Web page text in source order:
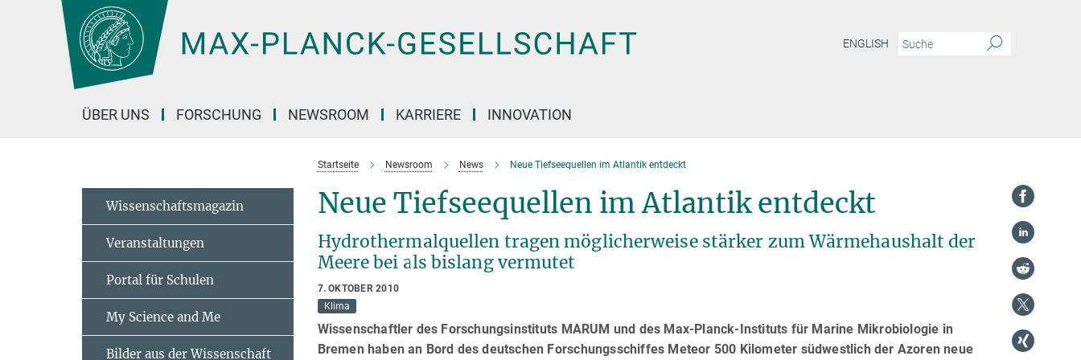
Hauptinhalt
ENGLISH
ÜBER UNS FORSCHUNG NEWSROOM KARRIERE INNOVATION
Startseite Newsroom News Neue Tiefseequellen im Atlantik entdeckt
Neue Tiefseequellen im Atlantik entdeckt
Hydrothermalquellen tragen möglicherweise stärker zum Wärmehaushalt der
Meere bei als bislang vermutet
7. OKTOBER 2010
Klima
Wissenschaftler des Forschungsinstituts MARUM und des Max-Planck-Instituts für Marine Mikrobiologie in
Bremen haben an Bord des deutschen Forschungsschiffes Meteor 500 Kilometer südwestlich der Azoren neue
Wissenschaftsmagazin
Veranstaltungen
Portal für Schulen
My Science and Me
Bilder aus der Wissenschaft